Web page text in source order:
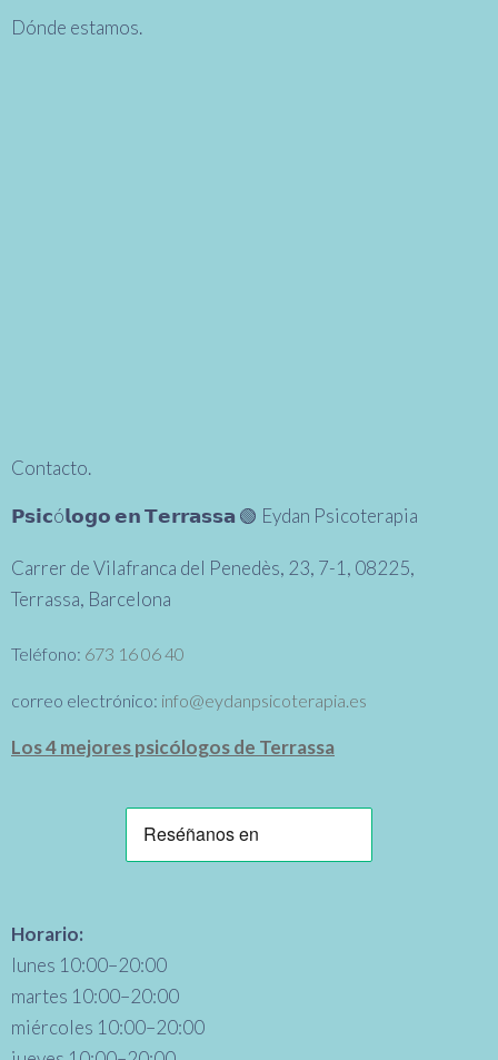
Dónde estamos.
Contacto.
𝗣𝘀𝗶𝗰ó𝗹𝗼𝗴𝗼 𝗲𝗻 𝗧𝗲𝗿𝗿𝗮𝘀𝘀𝗮 🟢 Eydan Psicoterapia
Carrer de Vilafranca del Penedès, 23, 7-1, 08225,
Terrassa, Barcelona
Teléfono: 673 16 06 40
correo electrónico: info@eydanpsicoterapia.es
Los 4 mejores psicólogos de Terrassa
Horario:
lunes 10:00–20:00
martes 10:00–20:00
miércoles 10:00–20:00